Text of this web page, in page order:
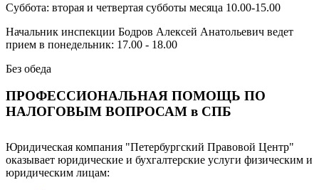
Суббота: вторая и четвертая субботы месяца 10.00-15.00
Начальник инспекции Бодров Алексей Анатольевич ведет
прием в понедельник: 17.00 - 18.00
Без обеда
ПРОФЕССИОНАЛЬНАЯ ПОМОЩЬ ПО
НАЛОГОВЫМ ВОПРОСАМ в СПБ
Юридическая компания "Петербургский Правовой Центр"
оказывает юридические и бухгалтерские услуги физическим и
юридическим лицам: